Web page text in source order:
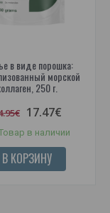
в виде порошка:
морской
250 г.
17.47€
в наличии
В КОРЗИНУ